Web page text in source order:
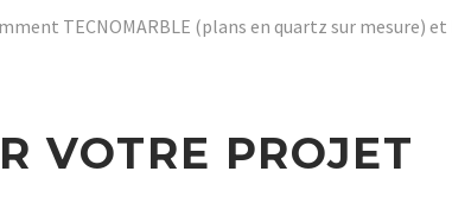
TECNOMARBLE (plans en quartz sur mesure)
VOTRE PROJET